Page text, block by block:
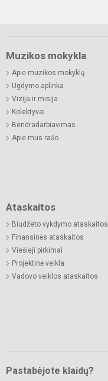
Muzikos mokykla
Apie muzikos mokyklą
Ugdymo aplinka
Vizija ir misija
Kolektyvai
Bendradarbiavimas
Apie mus rašo
Ataskaitos
Biudžeto vykdymo ataskaitos
Finansinės ataskaitos
Viešieji pirkimai
Projektinė veikla
Vadovo veiklos ataskaitos
Pastabėjote klaidų?